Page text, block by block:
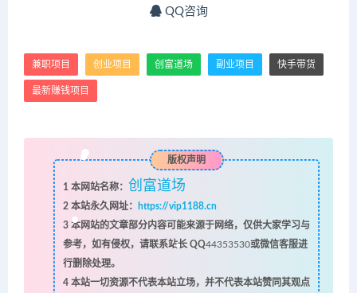
QQ咨询
兼职项目 创业项目 创富道场 副业项目 快手带货
最新赚钱项目
版权声明
1 本网站名称： 创富道场
2本站永久网址：
https://vip1188.cn
3本网站的文章部分内容可能来源于网络，仅供大家学习与
参考，如有侵权，请联系站长 QQ44353530或微信客服进
行删除处理。
4本站一切资源不代表本站立场，并不代表本站赞同其观点